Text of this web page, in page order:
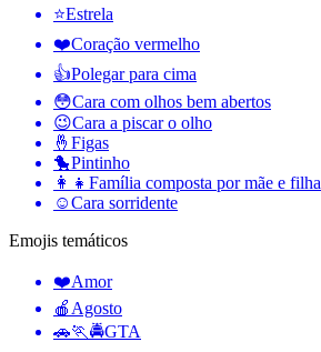
⭐Estrela
❤️Coração vermelho
👍Polegar para cima
😳Cara com olhos bem abertos
😉Cara a piscar o olho
🤞 Figas
🐤Pintinho
👩‍👧 Família composta por mãe e filha
☺️Cara sorridente
Emojis temáticos
❤️Amor
🍎 Agosto
🚗🏃🚔GTA